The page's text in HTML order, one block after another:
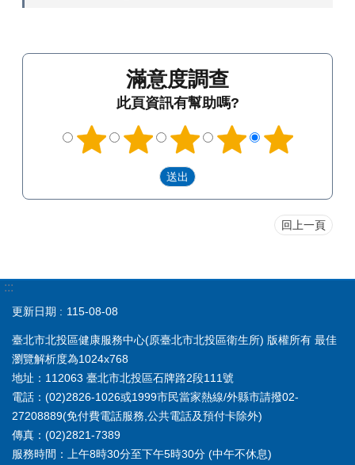
滿意度調查
此頁資訊有幫助嗎?
回上一頁
:::
更新日期 115-08-08
臺北市北投區健康服務中心(原臺北市北投區衛生所) 版權所有 最佳
瀏覽解析度為1024x768
地址：112063 臺北市北投區石牌路2段111號
電話：(02)2826-1026或1999市民當家熱線/外縣市請撥02-
27208889(免付費電話服務,公共電話及預付卡除外)
傳真：(02)2821-7389
服務時間：上午8時30分至下午5時30分 (中午不休息)